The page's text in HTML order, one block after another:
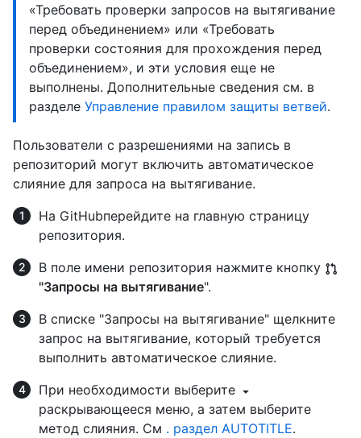
«Требовать проверки запросов на вытягивание
перед объединением» или «Требовать
проверки состояния для прохождения перед
объединением», и эти условия еще не
выполнены. Дополнительные сведения см. в
разделе Управление правилом защиты ветвей.
Пользователи с разрешениями на запись в
репозиторий могут включить автоматическое
слияние для запроса на вытягивание.
На GitHubперейдите на главную страницу
репозитория.
В поле имени репозитория нажмите кнопку
"Запросы на вытягивание".
В списке "Запросы на вытягивание" щелкните
запрос на вытягивание, который требуется
выполнить автоматическое слияние.
При необходимости выберите
раскрывающееся меню, а затем выберите
метод слияния. См . раздел AUTOTITLE.